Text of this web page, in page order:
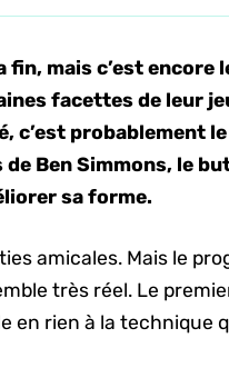
fin, mais c’est encore
facettes de leur
c’est probablement
de Ben Simmons, le
sa forme.
amicales. Mais le
très réel. Le
en rien à la technique